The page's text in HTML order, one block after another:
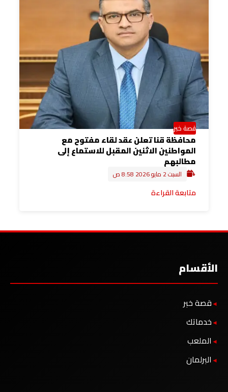
قصة خبر
محافظة قنا تعلن عقد لقاء مفتوح مع
المواطنين الاثنين المقبل للاستماع إلى
مطالبهم
السبت 2 مايو 2026 8:58 ص
متابعة القراءة
الأقسام
قصة خبر
خدماتك
الملعب
البرلمان